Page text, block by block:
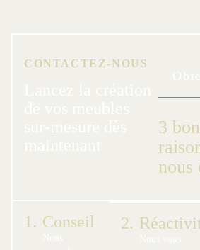
CONTACTEZ-NOUS
3
nous
1. Conseil 2.